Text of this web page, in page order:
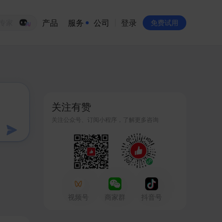
生意专家
产品 服务 公司
品牌物料下载
有赞公益
登录 免费试用
关注有赞
关注公众号、订阅小程序，了解更多咨询
视频号 商家群 抖音号